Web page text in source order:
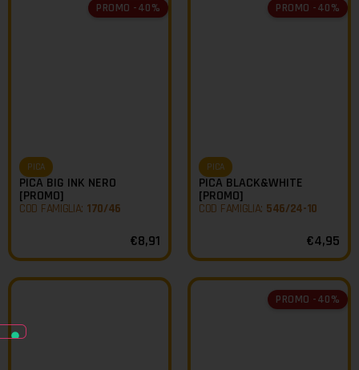
PROMO -40%
PICA
PICA BIG INK NERO
[PROMO]
COD FAMIGLIA: 170/46
€8,91
PROMO -40%
PICA
PICA BLACK&WHITE
[PROMO]
COD FAMIGLIA: 546/24-10
€4,95
PROMO -40%